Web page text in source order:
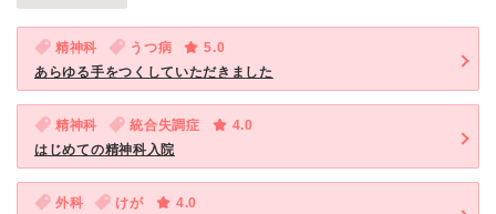
精神科 うつ病
5.0
あらゆる手をつくしていただきました
精神科 統合失調症
4.0
はじめての精神科入院
外科 けが
4.0